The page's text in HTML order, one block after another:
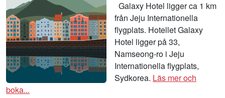
Galaxy Hotel ligger ca 1 km
från Jeju Internationella
flygplats. Hotellet Galaxy
Hotel ligger på 33,
Namseong-ro i Jeju
Internationella flygplats,
Sydkorea. Läs mer och
boka...